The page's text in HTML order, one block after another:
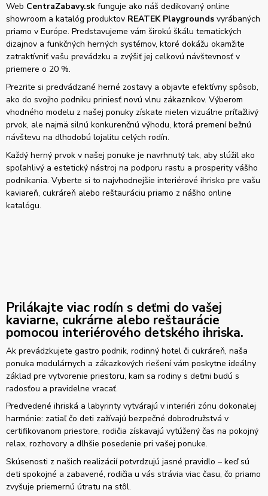
Web CentraZabavy.sk funguje ako náš dedikovaný online
showroom a katalóg produktov REATEK Playgrounds vyrábaných
priamo v Európe. Predstavujeme vám širokú škálu tematických
dizajnov a funkčných herných systémov, ktoré dokážu okamžite
zatraktívniť vašu prevádzku a zvýšiť jej celkovú návštevnosť v
priemere o 20 %.
Prezrite si predvádzané herné zostavy a objavte efektívny spôsob,
ako do svojho podniku priniesť novú vlnu zákazníkov. Výberom
vhodného modelu z našej ponuky získate nielen vizuálne príťažlivý
prvok, ale najmä silnú konkurenčnú výhodu, ktorá premení bežnú
návštevu na dlhodobú lojalitu celých rodín.
Každý herný prvok v našej ponuke je navrhnutý tak, aby slúžil ako
spoľahlivý a estetický nástroj na podporu rastu a prosperity vášho
podnikania. Vyberte si to najvhodnejšie interiérové ihrisko pre vašu
kaviareň, cukráreň alebo reštauráciu priamo z nášho online
katalógu.
Prilákajte viac rodín s deťmi do vašej
kaviarne, cukrárne alebo reštaurácie
pomocou interiérového detského ihriska.
Ak prevádzkujete gastro podnik, rodinný hotel či cukráreň, naša
ponuka modulárnych a zákazkových riešení vám poskytne ideálny
základ pre vytvorenie priestoru, kam sa rodiny s deťmi budú s
radosťou a pravidelne vracať.
Predvedené ihriská a labyrinty vytvárajú v interiéri zónu dokonalej
harmónie: zatiaľ čo deti zažívajú bezpečné dobrodružstvá v
certifikovanom priestore, rodičia získavajú vytúžený čas na pokojný
relax, rozhovory a dlhšie posedenie pri vašej ponuke.
Skúsenosti z našich realizácií potvrdzujú jasné pravidlo – keď sú
deti spokojné a zabavené, rodičia u vás strávia viac času, čo priamo
zvyšuje priemernú útratu na stôl.